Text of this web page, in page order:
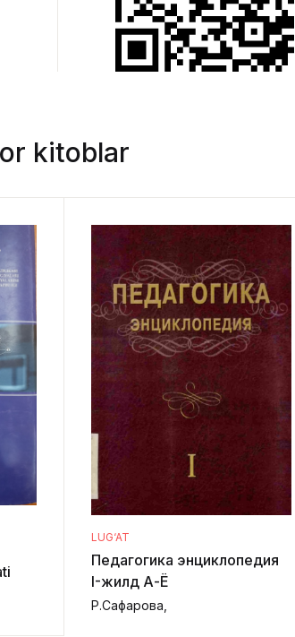
kitoblar
LUG‘AT
Педагогика энциклопедия
I-жилд А-Ё
Р.Сафарова,